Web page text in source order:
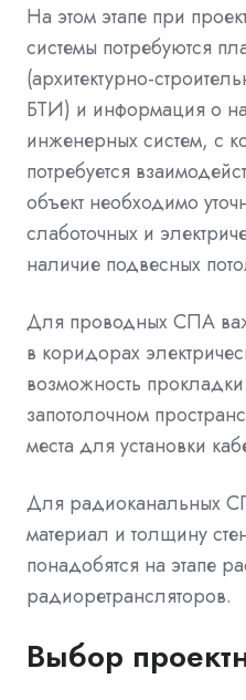
На этом этапе при
системы потребуются
(архитектурно-
БТИ) и информация о
инженерных систем, с
потребуется
объект необходимо
слаботочных и
наличие подвесных
Для проводных СПА
в коридорах
возможность
запотолочном
места для установки
Для радиоканальных
материал и толщину
понадобятся на этапе
радиоретрансляторов.
Выбор